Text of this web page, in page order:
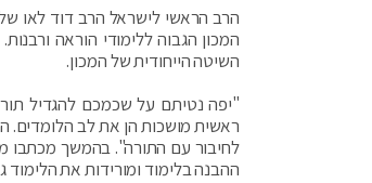
הרב הראשי לישראל הרב דוד לאו
המכון הגבוה ללימודי הוראה
השיטה הייחודית של המכון.
"יפה נטיתם על שכמכם להגדיל
ראשית מושכות הן את לב הלומדים.
לחיבור עם התורה". בהמשך מכתבו
ההבנה בלימוד ומורידות את הלימוד